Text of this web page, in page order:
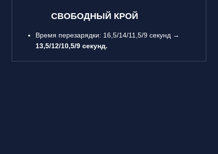
СВОБОДНЫЙ КРОЙ
Время перезарядки: 16,5/14/11,5/9 секунд →
13,5/12/10,5/9 секунд.